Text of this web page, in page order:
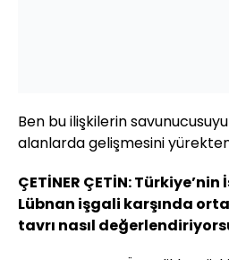
Ben bu ilişkilerin
alanlarda gelişmesini
ÇETİNER ÇETİN:
Lübnan işgali karşında
tavrı nasıl